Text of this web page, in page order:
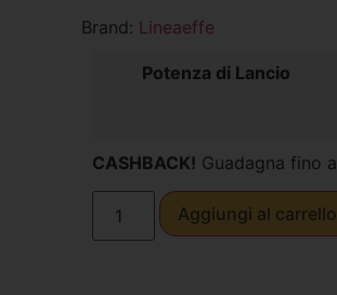
Brand: Lineaeffe
Potenza di Lancio
CASHBACK! Guadagna fino a
Aggiungi al carrello